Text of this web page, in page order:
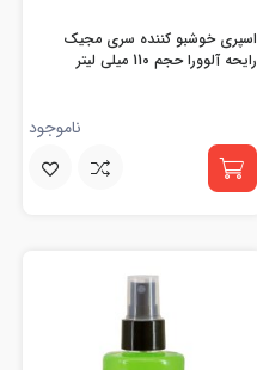
اسپری خوشبو کننده سری مجیک
رایحه آلوورا حجم 110 میلی لیتر
ناموجود